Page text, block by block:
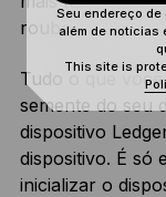
roubo.
Tudo o que
semente do seu
dispositivo
dispositivo. É só
inicializar o
Seu endereço de
além de notícias
This site is